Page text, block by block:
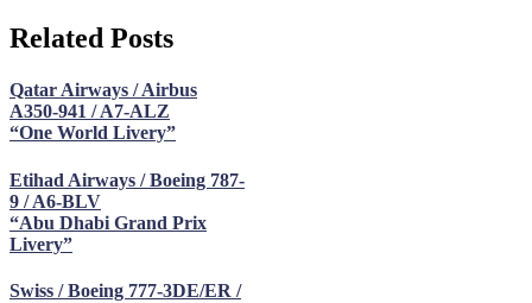
Related Posts
Qatar Airways / Airbus
A350-941 / A7-ALZ
“One World Livery”
Etihad Airways / Boeing 787-
9 / A6-BLV
“Abu Dhabi Grand Prix
Livery”
Swiss / Boeing 777-3DE/ER /